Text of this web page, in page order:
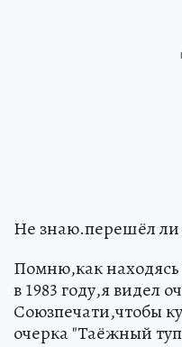
Не знаю.перешёл
Помню,как
в 1983 году,я видел
Союзпечати,чтобы
очерка "Таёжный